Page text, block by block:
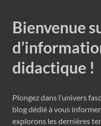
Bienvenue
didactique !
Plongez dans l’univers
blog dédié à vous
explorons les dernières